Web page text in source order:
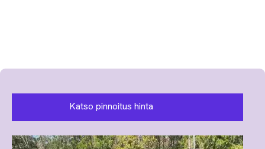
Katso pinnoitus hinta